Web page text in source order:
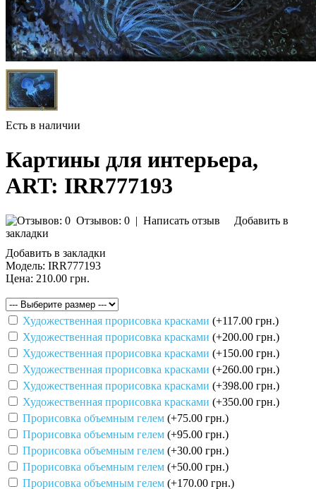
Есть в наличии
Картины для интерьера,
ART: IRR777193
Отзывов: 0 | Написать отзыв
Добавить в
закладки
Добавить в закладки
Модель: IRR777193
Цена: 210.00 грн.
Художественная прорисовка красками (+117.00 грн.)
Художественная прорисовка красками (+200.00 грн.)
Художественная прорисовка красками (+150.00 грн.)
Художественная прорисовка красками (+260.00 грн.)
Художественная прорисовка красками (+398.00 грн.)
Художественная прорисовка красками (+350.00 грн.)
Прорисовка объемным гелем (+75.00 грн.)
Прорисовка объемным гелем (+95.00 грн.)
Прорисовка объемным гелем (+30.00 грн.)
Прорисовка объемным гелем (+50.00 грн.)
Прорисовка объемным гелем (+170.00 грн.)